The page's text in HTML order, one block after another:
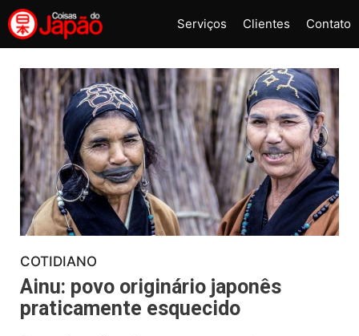
Pular
para
o
conteúdo
Serviços Clientes Contato
COTIDIANO
Ainu: povo originário japonês
praticamente esquecido